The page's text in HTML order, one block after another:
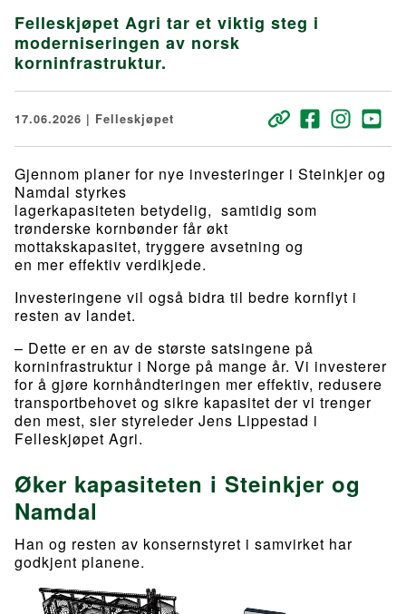
Felleskjøpet Agri tar et viktig steg i
moderniseringen av norsk
korninfrastruktur.
17.06.2026 | Felleskjøpet
Gjennom planer for nye investeringer i Steinkjer og
Namdal styrkes
lagerkapasiteten betydelig, samtidig som
trønderske kornbønder får økt
mottakskapasitet, tryggere avsetning og
en mer effektiv verdikjede.
Investeringene vil også bidra til bedre kornflyt i
resten av landet.
– Dette er en av de største satsingene på
korninfrastruktur i Norge på mange år. Vi investerer
for å gjøre kornhåndteringen mer effektiv, redusere
transportbehovet og sikre kapasitet der vi trenger
den mest, sier styreleder Jens Lippestad i
Felleskjøpet Agri.
Øker kapasiteten i Steinkjer og
Namdal
Han og resten av konsernstyret i samvirket har
godkjent planene.